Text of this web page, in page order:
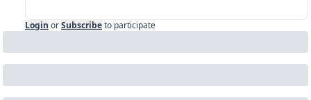
Login orSubscribeto participate